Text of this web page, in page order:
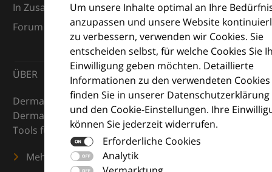
Um unsere Inhalte optimal an Ihre
anzupassen und unsere Website
zu verbessern, verwenden wir Cookies. Sie
entscheiden selbst, für welche Cookies Sie
Einwilligung geben möchten. Detaillierte
Informationen zu den verwendeten Cookies
finden Sie in unserer Datenschutzerklärung
und den Cookie-Einstellungen. Ihre
können Sie jederzeit widerrufen.
Erforderliche Cookies
Analytik
In Zusammenarbeit mit dem European Dermatology
Forum (EDF) und Euroderm Excellence
ÜBER
DermaCompass ist Ihr digitaler Kompass für die
Dermatologie – mit Wissen, Bildern und praktischen
Tools für den klinischen Alltag.
Mehr erfahren